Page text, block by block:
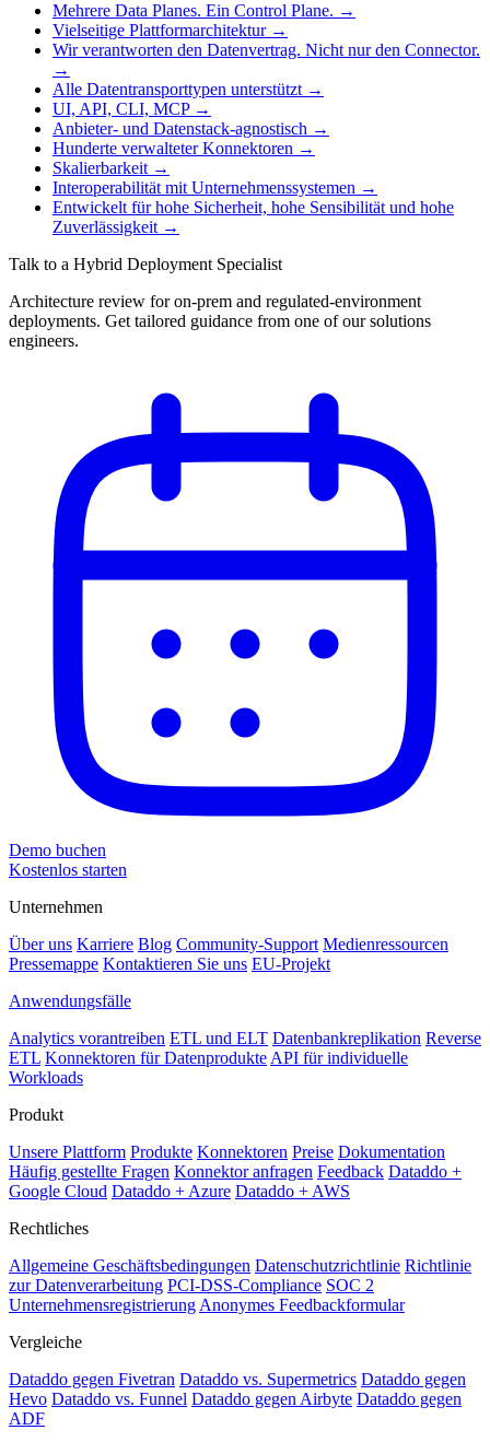
Mehrere Data Planes. Ein Control Plane. →
Vielseitige Plattformarchitektur →
Wir verantworten den Datenvertrag. Nicht nur den Connector.
→
Alle Datentransporttypen unterstützt →
UI, API, CLI, MCP →
Anbieter- und Datenstack-agnostisch →
Hunderte verwalteter Konnektoren →
Skalierbarkeit →
Interoperabilität mit Unternehmenssystemen →
Entwickelt für hohe Sicherheit, hohe Sensibilität und hohe
Zuverlässigkeit →
Talk to a Hybrid Deployment Specialist
Architecture review for on-prem and regulated-environment
deployments. Get tailored guidance from one of our solutions
engineers.
Demo buchen
Kostenlos starten
Unternehmen
Über uns Karriere Blog Community-Support Medienressourcen
Pressemappe Kontaktieren Sie uns EU-Projekt
Anwendungsfälle
Analytics vorantreiben ETL und ELT Datenbankreplikation Reverse
ETL Konnektoren für Datenprodukte API für individuelle
Workloads
Produkt
Unsere Plattform Produkte Konnektoren Preise Dokumentation
Häufig gestellte Fragen Konnektor anfragen Feedback Dataddo +
Google Cloud Dataddo + Azure Dataddo + AWS
Rechtliches
Allgemeine Geschäftsbedingungen Datenschutzrichtlinie Richtlinie
zur Datenverarbeitung PCI-DSS-Compliance SOC 2
Unternehmensregistrierung Anonymes Feedbackformular
Vergleiche
Dataddo gegen Fivetran Dataddo vs. Supermetrics Dataddo gegen
Hevo Dataddo vs. Funnel Dataddo gegen Airbyte Dataddo gegen
ADF